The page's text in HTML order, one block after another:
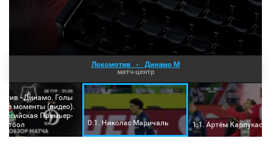
Локомотив - Динамо М
матч-центр
- Динамо. Голы
моменты (видео).
Премьер-
0:1. Николас Маричаль 1:1. Артём Карпукас